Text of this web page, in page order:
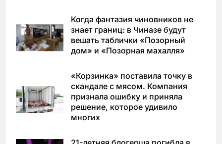
Когда фантазия чиновников не
знает границ: в Чиназе будут
вешать таблички «Позорный
дом» и «Позорная махалля»
«Корзинка» поставила точку в
скандале с мясом. Компания
признала ошибку и приняла
решение, которое удивило
многих